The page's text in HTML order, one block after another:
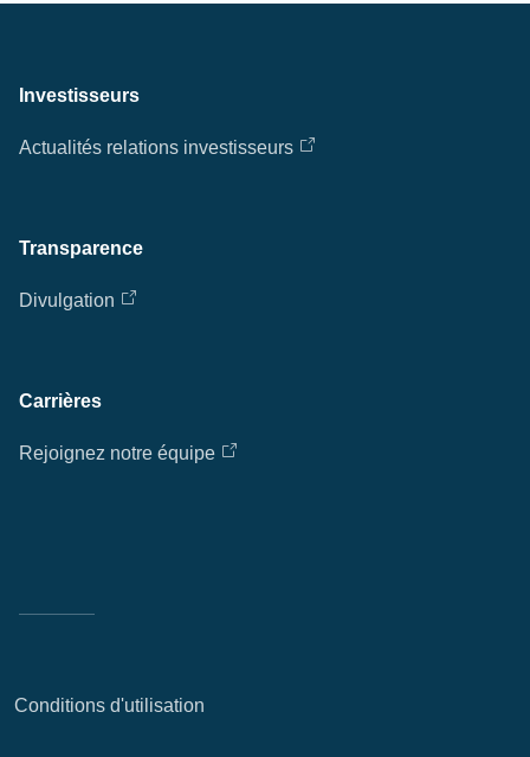
Investisseurs
Actualités relations investisseurs
Transparence
Divulgation
Carrières
Rejoignez notre équipe
Conditions d'utilisation